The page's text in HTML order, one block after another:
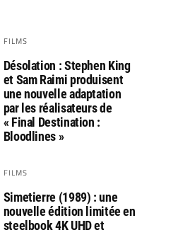
FILMS
Désolation : Stephen King
et Sam Raimi produisent
une nouvelle adaptation
par les réalisateurs de
« Final Destination :
Bloodlines »
FILMS
Simetierre (1989) : une
nouvelle édition limitée en
steelbook 4K UHD et